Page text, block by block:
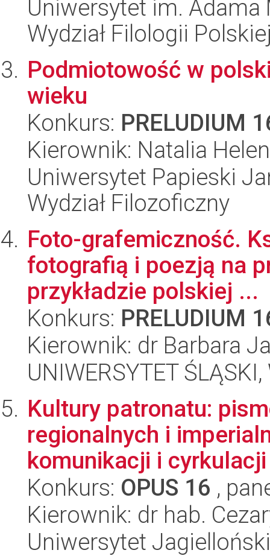
Uniwersytet im.
Wydział Filologii
Podmiotowość w
wieku
Konkurs: PRELUDIUM
Kierownik: Natalia
Uniwersytet Papieski
Wydział Filozoficzny
Foto-grafemiczność.
fotografią i poezją na
przykładzie polskiej ...
Konkurs: PRELUDIUM
Kierownik: dr Barbara
UNIWERSYTET
Kultury patronatu:
regionalnych i
komunikacji i
Konkurs: OPUS 16 ,
Kierownik: dr hab.
Uniwersytet